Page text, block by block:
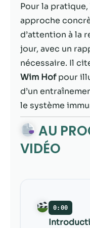
Pour la
approche
d’attention à la
jour, avec un
nécessaire. Il
Wim Hofpour
d’un
le système
AU
VIDÉO
0:00